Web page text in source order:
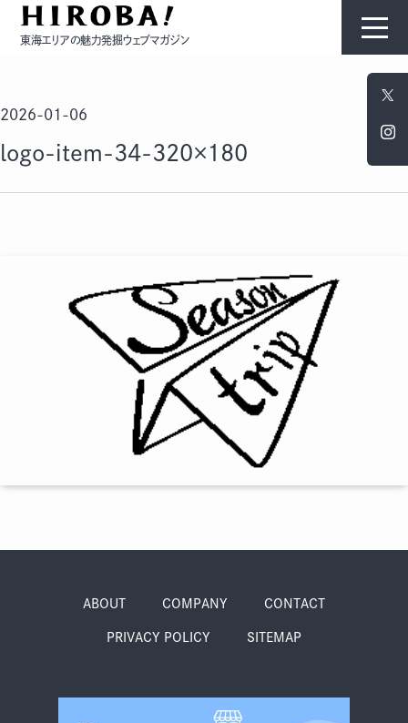
東海エリアの魅力発掘ウェブマガジン
コンテンツ
モノ ひと
季節・まち まち・スポット
2026-01-06
logo-item-34-320×180
ABOUT COMPANY CONTACT
PRIVACY POLICY SITEMAP